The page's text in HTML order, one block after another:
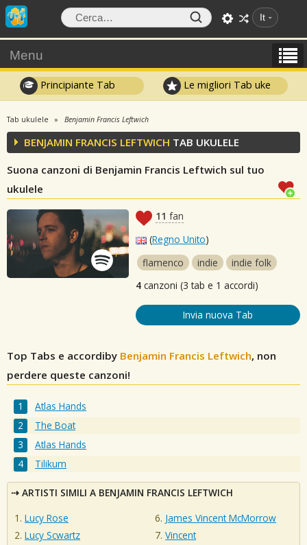
It
Menu
Principiante Tab Le migliori Tab uke
Tab ukulele Benjamin Francis Leftwich
BENJAMIN FRANCIS LEFTWICH TAB UKULELE
Suona canzoni di Benjamin Francis Leftwich sul tuo
ukulele
11 fan
(Regno Unito)
flamenco
indie
indie folk
4 canzoni (3 tab e 1 accordi)
Invia nuova Tab
Top Tabs e accordiby Benjamin Francis Leftwich, non
perdere queste canzoni!
Atlas Hands
The Boat
Atlas Hands
Tilikum
ARTISTI SIMILI A BENJAMIN FRANCIS LEFTWICH
Lucy Rose
Lucy Scwartz
James Vincent McMorrow
Vincent